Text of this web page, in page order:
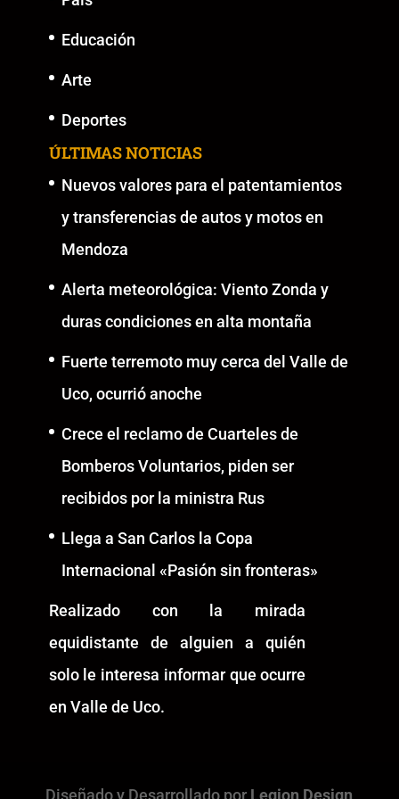
Educación
Arte
Deportes
ÚLTIMAS NOTICIAS
Nuevos valores para el patentamientos
y transferencias de autos y motos en
Mendoza
Alerta meteorológica: Viento Zonda y
duras condiciones en alta montaña
Fuerte terremoto muy cerca del Valle de
Uco, ocurrió anoche
Crece el reclamo de Cuarteles de
Bomberos Voluntarios, piden ser
recibidos por la ministra Rus
Llega a San Carlos la Copa
Internacional «Pasión sin fronteras»
Realizado con la mirada
equidistante de alguien a quién
solo le interesa informar que ocurre
en Valle de Uco.
Diseñado y Desarrollado por Legion Design